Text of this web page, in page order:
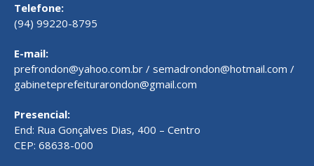
Telefone:
(94) 99220-8795
E-mail:
prefrondon@yahoo.com.br / semadrondon@hotmail.com /
gabineteprefeiturarondon@gmail.com
Presencial:
End: Rua Gonçalves Dias, 400 – Centro
CEP: 68638-000